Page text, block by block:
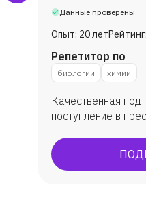
Данные проверены
Опыт: 20 летРейтинг:
Репетитор по
биологии химии
Качественная
поступление в
балл 86 бб. ОГЭ
максимально